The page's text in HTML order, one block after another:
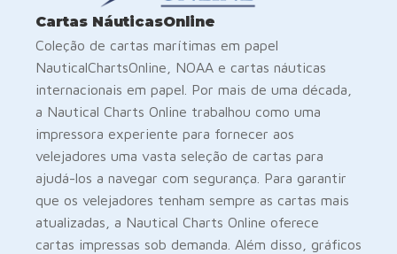
Cartas NáuticasOnline
Coleção de cartas marítimas em papel
NauticalChartsOnline, NOAA e cartas náuticas
internacionais em papel. Por mais de uma década,
a Nautical Charts Online trabalhou como uma
impressora experiente para fornecer aos
velejadores uma vasta seleção de cartas para
ajudá-los a navegar com segurança. Para garantir
que os velejadores tenham sempre as cartas mais
atualizadas, a Nautical Charts Online oferece
cartas impressas sob demanda. Além disso, gráficos